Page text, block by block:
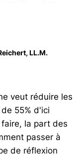
LL.M.
veut réduire les
55% d'ici
la part des
passer à
de réflexion